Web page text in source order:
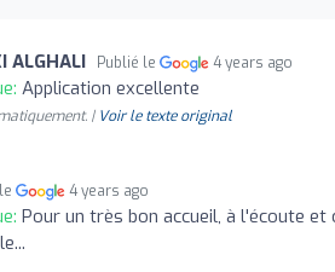
ALGHALI Publié le 4 years ago
Application excellente
| Voir le texte original
4 years ago
Pour un très bon accueil, à l'écoute